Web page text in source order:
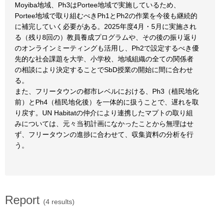
Moyiba地域、Ph3はPortee地域で実施しているため、
Portee地域で取り組むべきPh1とPh2の作業を今後も継続的
に補完していく必要がある。2025年度4月・5月に実施され
る（残り8回の）教員養成プログラムや、その後の振り返り
のオンラインミーティングも活用し、Ph2で設定するべき優
先的な社会課題を大学、小学校、地域組織の全ての関係者
の相談により決定することでSbD授業の開始に間に合わせ
る。
また、フリータウンの都市レベルにおける、Ph3（植民地化
前）とPh4（植民地化後）を一体的に扱うことで、遅れを取
り戻す。UN Habitatの仲介により連携したマプトの取り組
みについては、元々当初計画になかったことから無理はせ
ず、フリータウンの進捗に合わせて、収集資料の分析を行
う。
Report (4 results)